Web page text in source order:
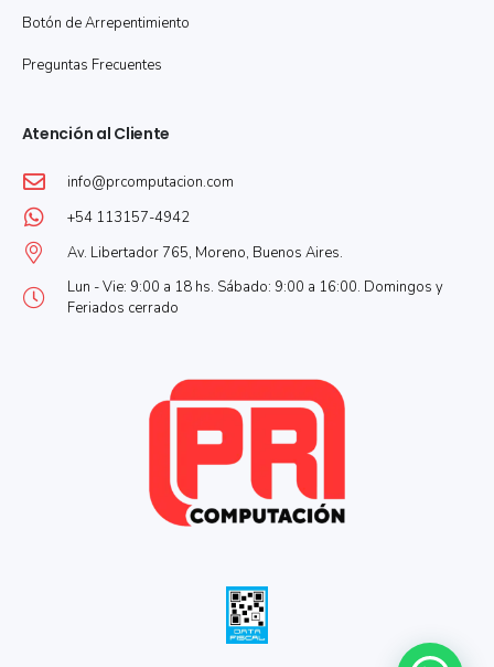
Botón de Arrepentimiento
Preguntas Frecuentes
Atención al Cliente
info@prcomputacion.com
+54 113157-4942
Av. Libertador 765, Moreno, Buenos Aires.
Lun - Vie: 9:00 a 18 hs. Sábado: 9:00 a 16:00. Domingos y
Feriados cerrado